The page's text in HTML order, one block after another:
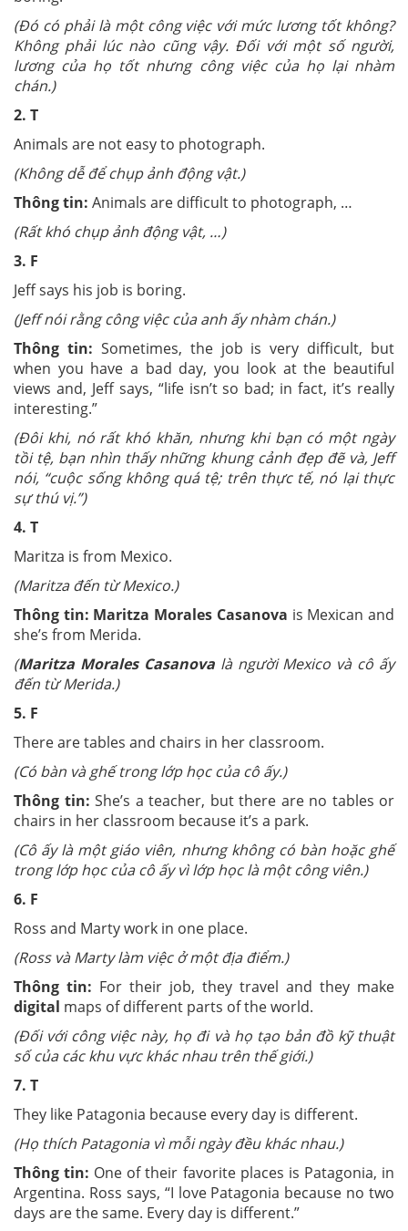
(Đó có phải là một công việc với mức lương tốt không?
Không phải lúc nào cũng vậy. Đối với một số người,
lương của họ tốt nhưng công việc của họ lại nhàm
chán.)
2. T
Animals are not easy to photograph.
(Không dễ để chụp ảnh động vật.)
Thông tin: Animals are difficult to photograph, …
(Rất khó chụp ảnh động vật, …)
3. F
Jeff says his job is boring.
(Jeff nói rằng công việc của anh ấy nhàm chán.)
Thông tin: Sometimes, the job is very difficult, but
when you have a bad day, you look at the beautiful
views and, Jeff says, “life isn’t so bad; in fact, it’s really
interesting.”
(Đôi khi, nó rất khó khăn, nhưng khi bạn có một ngày
tồi tệ, bạn nhìn thấy những khung cảnh đẹp đẽ và, Jeff
nói, “cuộc sống không quá tệ; trên thực tế, nó lại thực
sự thú vị.”)
4. T
Maritza is from Mexico.
(Maritza đến từ Mexico.)
Thông tin: Maritza Morales Casanova is Mexican and
she’s from Merida.
(Maritza Morales Casanovalà người Mexico và cô ấy
đến từ Merida.)
5. F
There are tables and chairs in her classroom.
(Có bàn và ghế trong lớp học của cô ấy.)
Thông tin: She’s a teacher, but there are no tables or
chairs in her classroom because it’s a park.
(Cô ấy là một giáo viên, nhưng không có bàn hoặc ghế
trong lớp học của cô ấy vì lớp học là một công viên.)
6. F
Ross and Marty work in one place.
(Ross và Marty làm việc ở một địa điểm.)
Thông tin: For their job, they travel and they make
digital maps of different parts of the world.
(Đối với công việc này, họ đi và họ tạo bản đồ kỹ thuật
số của các khu vực khác nhau trên thế giới.)
7. T
They like Patagonia because every day is different.
(Họ thích Patagonia vì mỗi ngày đều khác nhau.)
Thông tin: One of their favorite places is Patagonia, in
Argentina. Ross says, “I love Patagonia because no two
days are the same. Every day is different.”